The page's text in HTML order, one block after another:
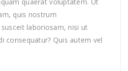
quis nostrum
laboriosam, nisi ut
consequatur? Quis autem vel